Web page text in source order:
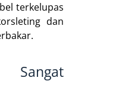
terkelupas
dan